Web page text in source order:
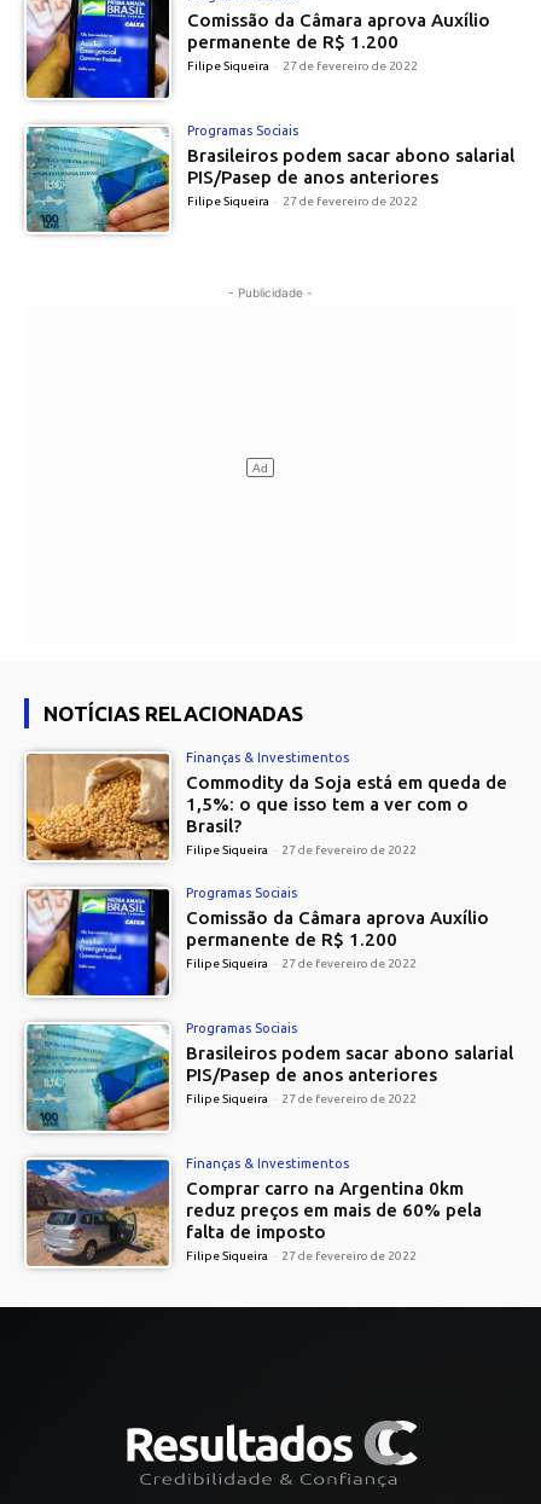
Comissão da Câmara aprova Auxílio
permanente de R$ 1.200
Filipe Siqueira - 27 de fevereiro de 2022
Programas Sociais
Brasileiros podem sacar abono salarial
PIS/Pasep de anos anteriores
Filipe Siqueira - 27 de fevereiro de 2022
- Publicidade -
NOTÍCIAS RELACIONADAS
Finanças & Investimentos
Commodity da Soja está em queda de
1,5%: o que isso tem a ver com o
Brasil?
Filipe Siqueira - 27 de fevereiro de 2022
Programas Sociais
Comissão da Câmara aprova Auxílio
permanente de R$ 1.200
Filipe Siqueira - 27 de fevereiro de 2022
Programas Sociais
Brasileiros podem sacar abono salarial
PIS/Pasep de anos anteriores
Filipe Siqueira - 27 de fevereiro de 2022
Finanças & Investimentos
Comprar carro na Argentina 0km
reduz preços em mais de 60% pela
falta de imposto
Filipe Siqueira - 27 de fevereiro de 2022